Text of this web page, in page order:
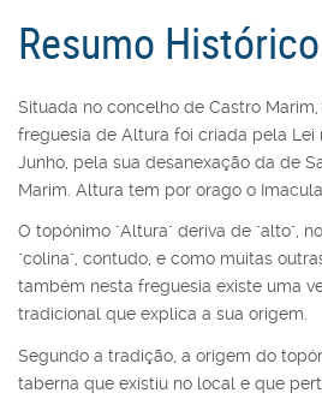
Resumo Histórico
Situada no concelho de Castro
freguesia de Altura foi criada pela Lei
Junho, pela sua desanexação da de
Marim. Altura tem por orago o
O topónimo "Altura" deriva de "alto",
"colina", contudo, e como muitas
também nesta freguesia existe uma
tradicional que explica a sua origem.
Segundo a tradição, a origem do
taberna que existiu no local e que